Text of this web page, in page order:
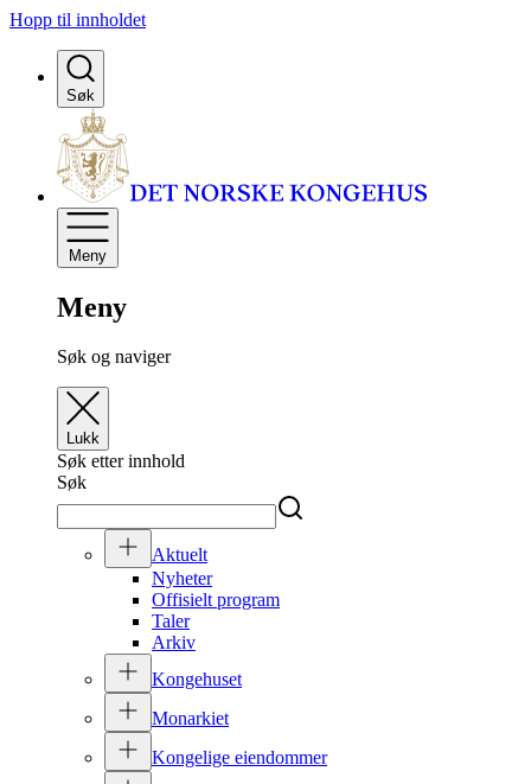
Hopp til innholdet
Søk
Meny
Meny
Søk og naviger
Lukk
Søk etter innhold
Søk
Aktuelt
Nyheter
Offisielt program
Taler
Arkiv
Kongehuset
Monarkiet
Kongelige eiendommer